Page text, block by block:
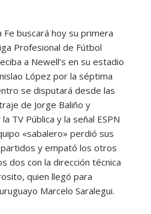
Fe buscará hoy su primera
Profesional de Fútbol
a Newell’s en su estadio
López por la séptima
se disputará desde las
de Jorge Baliño y
TV Pública y la señal ESPN
«sabalero» perdió sus
y empató los otros
dos con la dirección técnica
quien llegó para
Marcelo Saralegui.